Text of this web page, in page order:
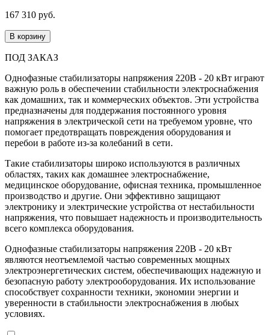
167 310 руб.
В корзину
ПОД ЗАКАЗ
Однофазные стабилизаторы напряжения 220В - 20 кВт играют
важную роль в обеспечении стабильности электроснабжения
как домашних, так и коммерческих объектов. Эти устройства
предназначены для поддержания постоянного уровня
напряжения в электрической сети на требуемом уровне, что
помогает предотвращать повреждения оборудования и
перебои в работе из-за колебаний в сети.
Такие стабилизаторы широко используются в различных
областях, таких как домашнее электроснабжение,
медицинское оборудование, офисная техника, промышленное
производство и другие. Они эффективно защищают
электронику и электрические устройства от нестабильности
напряжения, что повышает надежность и производительность
всего комплекса оборудования.
Однофазные стабилизаторы напряжения 220В - 20 кВт
являются неотъемлемой частью современных мощных
электроэнергетических систем, обеспечивающих надежную и
безопасную работу электрооборудования. Их использование
способствует сохранности техники, экономии энергии и
уверенности в стабильности электроснабжения в любых
условиях.